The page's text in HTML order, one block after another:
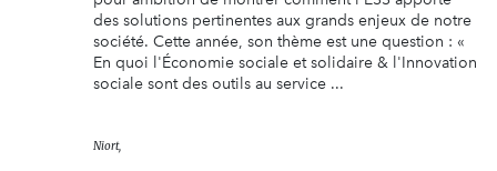
des solutions pertinentes aux grands enjeux de notre
société. Cette année, son thème est une question : «
En quoi l'Économie sociale et solidaire & l'Innovation
sociale sont des outils au service ...
Niort,